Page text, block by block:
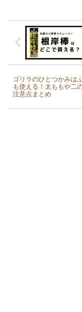
ゴリラのひとつかみは
も使える！太ももや二
注意点まとめ